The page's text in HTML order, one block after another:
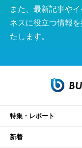
また、最新記事や
ネスに役立つ情報
たします。
特集・レポート
新着